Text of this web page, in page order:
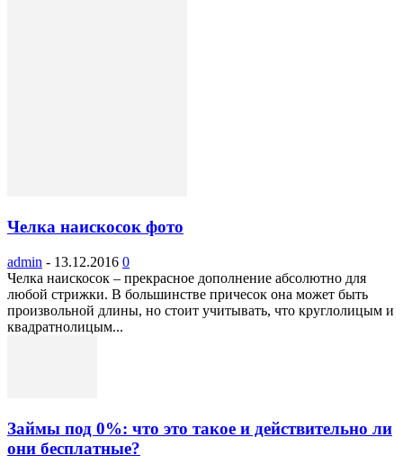
Челка наискосок фото
admin - 13.12.2016 0
Челка наискосок – прекрасное дополнение абсолютно для
любой стрижки. В большинстве причесок она может быть
произвольной длины, но стоит учитывать, что круглолицым и
квадратнолицым...
Займы под 0%: что это такое и действительно ли
они бесплатные?